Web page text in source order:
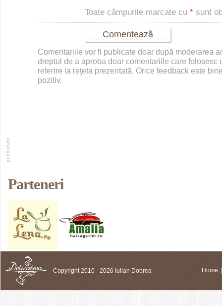
Toate câmpurile marcate cu * sunt
Comentariile vor fi publicate doar după moderarea
dreptul de a aproba doar comentariile care folosesc
referire la reţeta prezentată. Orice feedback este
pozitiv.
Parteneri
Copyright 2010 - 2026 Iulian Dobrea Home